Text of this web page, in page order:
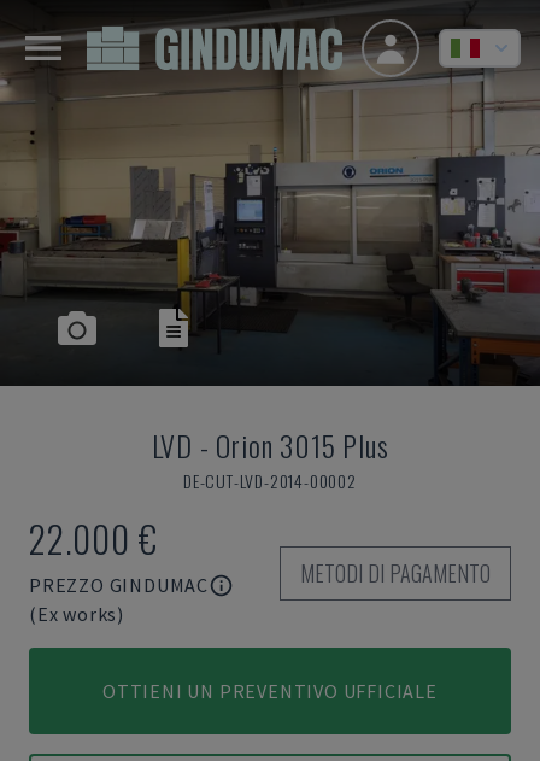
LVD - Orion 3015 Plus
DE-CUT-LVD-2014-00002
22.000 €
PREZZO GINDUMAC
(Ex works)
METODI DI PAGAMENTO
OTTIENI UN PREVENTIVO UFFICIALE